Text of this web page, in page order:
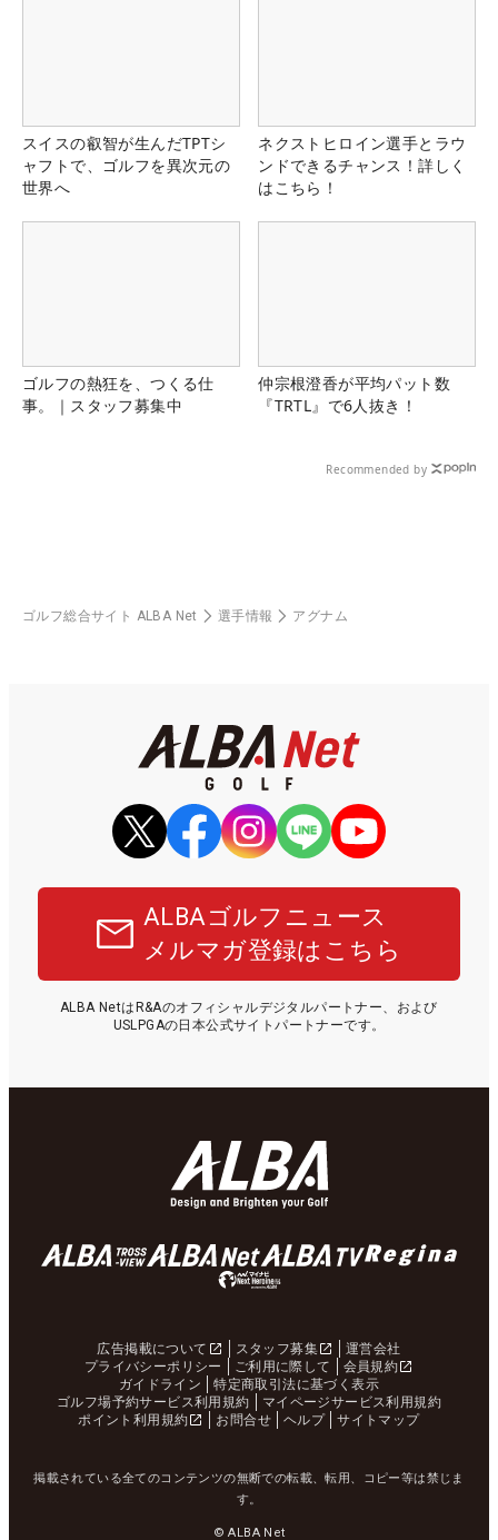
スイスの叡智が生んだTPTシ
ャフトで、ゴルフを異次元の
世界へ
ネクストヒロイン選手とラウ
ンドできるチャンス！詳しく
はこちら！
ゴルフの熱狂を、つくる仕
事。｜スタッフ募集中
仲宗根澄香が平均パット数
『TRTL』で6人抜き！
Recommended by
ゴルフ総合サイト ALBA Net 選手情報 アグナム
ALBAゴルフニュース
メルマガ登録はこちら
ALBA NetはR&Aのオフィシャルデジタルパートナー、および
USLPGAの日本公式サイトパートナーです。
広告掲載について スタッフ募集
運営会社
プライバシーポリシー
ご利用に際して
会員規約
ガイドライン
特定商取引法に基づく表示
ゴルフ場予約サービス利用規約
マイページサービス利用規約
ポイント利用規約
お問合せ ヘルプ サイトマップ
掲載されている全てのコンテンツの無断での転載、転用、コピー等は禁じま
す。
© ALBA Net